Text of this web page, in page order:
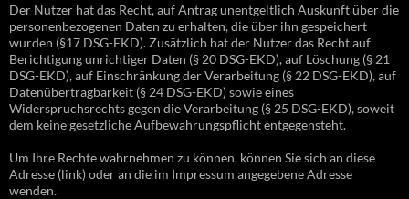
Der Nutzer hat das Recht, auf Antrag unentgeltlich Auskunft über die
personenbezogenen Daten zu erhalten, die über ihn gespeichert
wurden (§17 DSG-EKD). Zusätzlich hat der Nutzer das Recht auf
Berichtigung unrichtiger Daten (§ 20 DSG-EKD), auf Löschung (§ 21
DSG-EKD), auf Einschränkung der Verarbeitung (§ 22 DSG-EKD), auf
Datenübertragbarkeit (§ 24 DSG-EKD) sowie eines
Widerspruchsrechts gegen die Verarbeitung (§ 25 DSG-EKD), soweit
dem keine gesetzliche Aufbewahrungspflicht entgegensteht.
Um Ihre Rechte wahrnehmen zu können, können Sie sich an diese
Adresse (link) oder an die im Impressum angegebene Adresse
wenden.